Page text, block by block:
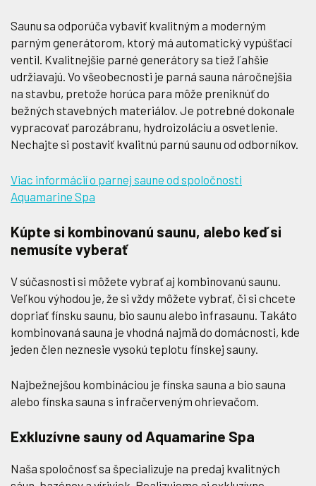
Saunu sa odporúča vybaviť kvalitným a moderným
parným generátorom, ktorý má automatický vypúšťací
ventil. Kvalitnejšie parné generátory sa tiež ľahšie
udržiavajú. Vo všeobecnosti je parná sauna náročnejšia
na stavbu, pretože horúca para môže preniknúť do
bežných stavebných materiálov. Je potrebné dokonale
vypracovať parozábranu, hydroizoláciu a osvetlenie.
Nechajte si postaviť kvalitnú parnú saunu od odborníkov.
Viac informácií o parnej saune od spoločnosti
Aquamarine Spa
Kúpte si kombinovanú saunu, alebo keď si
nemusíte vyberať
V súčasnosti si môžete vybrať aj kombinovanú saunu.
Veľkou výhodou je, že si vždy môžete vybrať, či si chcete
dopriať fínsku saunu, bio saunu alebo infrasaunu. Takáto
kombinovaná sauna je vhodná najmä do domácnosti, kde
jeden člen neznesie vysokú teplotu fínskej sauny.
Najbežnejšou kombináciou je fínska sauna a bio sauna
alebo fínska sauna s infračerveným ohrievačom.
Exkluzívne sauny od Aquamarine Spa
Naša spoločnosť sa špecializuje na predaj kvalitných